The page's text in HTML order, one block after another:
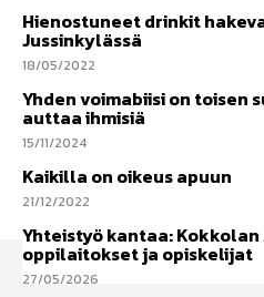
Hienostuneet drinkit
Jussinkylässä
18/05/2022
Yhden voimabiisi on toisen
auttaa ihmisiä
15/11/2024
Kaikilla on oikeus apuun
21/12/2022
Yhteistyö kantaa:
oppilaitokset ja opiskelijat
27/05/2026